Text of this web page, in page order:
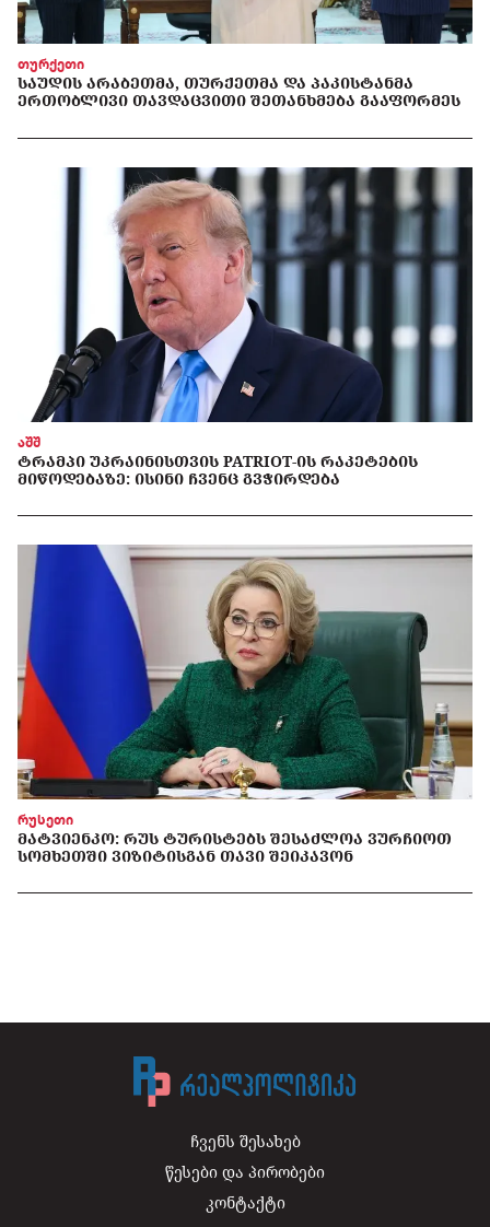
თურქეთი
ᲡᲐᲣᲓᲘᲡ ᲐᲠᲐᲑᲔᲗᲛᲐ, ᲗᲣᲠᲥᲔᲗᲛᲐ ᲓᲐ ᲞᲐᲙᲘᲡᲢᲐᲜᲛᲐ
ᲔᲠᲗᲝᲑᲚᲘᲕᲘ ᲗᲐᲕᲓᲐᲪᲕᲘᲗᲘ ᲨᲔᲗᲐᲜᲮᲛᲔᲑᲐ ᲒᲐᲐᲤᲝᲠᲛᲔᲡ
აშშ
ᲢᲠᲐᲛᲞᲘ ᲣᲙᲠᲐᲘᲜᲘᲡᲗᲕᲘᲡ PATRIOT-ᲘᲡ ᲠᲐᲙᲔᲢᲔᲑᲘᲡ
ᲛᲘᲬᲝᲓᲔᲑᲐᲖᲔ: ᲘᲡᲘᲜᲘ ᲩᲕᲔᲜᲪ ᲒᲕᲭᲘᲠᲓᲔᲑᲐ
რუსეთი
ᲛᲐᲢᲕᲘᲔᲜᲙᲝ: ᲠᲣᲡ ᲢᲣᲠᲘᲡᲢᲔᲑᲡ ᲨᲔᲡᲐᲫᲚᲝᲐ ᲕᲣᲠᲩᲘᲝᲗ
ᲡᲝᲛᲮᲔᲗᲨᲘ ᲕᲘᲖᲘᲢᲘᲡᲒᲐᲜ ᲗᲐᲕᲘ ᲨᲔᲘᲙᲐᲕᲝᲜ
ჩვენს შესახებ
წესები და პირობები
კონტაქტი